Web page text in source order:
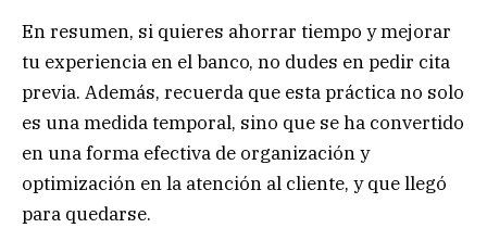
En resumen, si quieres ahorrar tiempo y mejorar
tu experiencia en el banco, no dudes en pedir cita
previa. Además, recuerda que esta práctica no solo
es una medida temporal, sino que se ha convertido
en una forma efectiva de organización y
optimización en la atención al cliente, y que llegó
para quedarse.